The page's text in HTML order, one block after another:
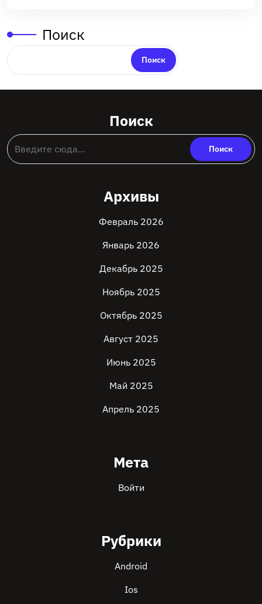
Поиск
Поиск
Поиск
Архивы
Февраль 2026
Январь 2026
Декабрь 2025
Ноябрь 2025
Октябрь 2025
Август 2025
Июнь 2025
Май 2025
Апрель 2025
Мета
Войти
Рубрики
Android
Ios